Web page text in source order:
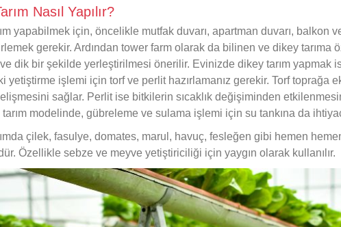
Nasıl Yapılır?
yapabilmek için, öncelikle mutfak duvarı, apartman duvarı, balkon
gerekir. Ardından tower farm olarak da bilinen ve dikey tarıma
ve dik bir şekilde yerleştirilmesi önerilir. Evinizde dikey tarım yapmak
yetiştirme işlemi için torf ve perlit hazırlamanız gerekir. Torf toprağa
sağlar. Perlit ise bitkilerin sıcaklık değişiminden
tarım modelinde, gübreleme ve sulama işlemi için su tankına da
çilek, fasulye, domates, marul, havuç, fesleğen gibi hemen
Özellikle sebze ve meyve yetiştiriciliği için yaygın olarak kullanılır.